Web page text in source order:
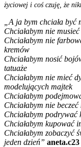
życiowej i coś czuję, że
„A ja bym chciała być
Chciałabym nie
Chciałabym nie
kremów
Chciałabym nosić
tatuaże
Chciałabym nie mieć
modelujących majtek
Chciałabym
Chciałabym nie
Chciałabym
Chciałabym kupować
Chciałabym zobaczyć
jeden dzień” aneta.c23